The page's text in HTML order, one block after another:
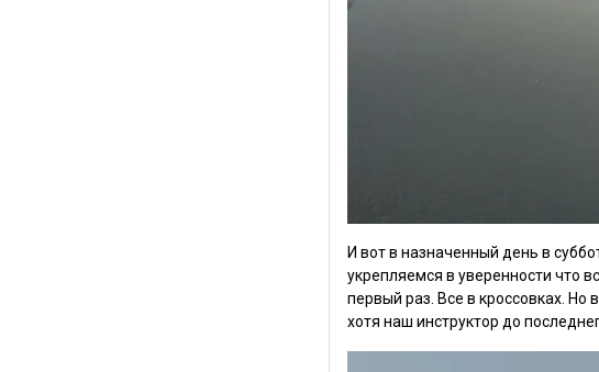
И вот в назначенный день в
укрепляемся в уверенности что
первый раз. Все в кроссовках.
хотя наш инструктор до